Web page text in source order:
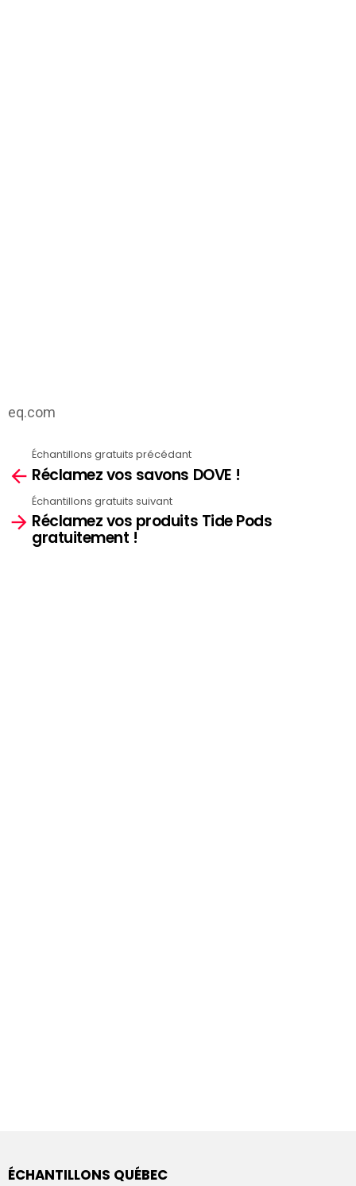
eq.com
more
Échantillons gratuits précédant
Réclamez vos savons DOVE !
Échantillons gratuits suivant
Réclamez vos produits Tide Pods
gratuitement !
ÉCHANTILLONS QUÉBEC